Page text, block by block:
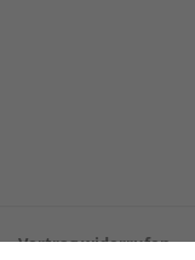
Vertrag widerrufen